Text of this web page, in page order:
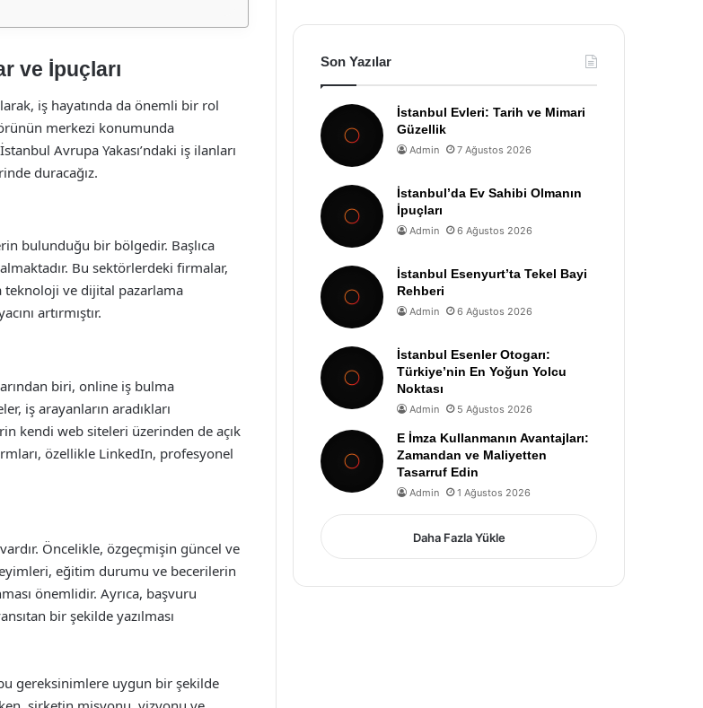
ve İpuçları
iş hayatında da önemli bir rol
merkezi konumunda
Avrupa Yakası’ndaki iş ilanları
duracağız.
bulunduğu bir bölgedir. Başlıca
Bu sektörlerdeki firmalar,
teknoloji ve dijital pazarlama
artırmıştır.
biri, online iş bulma
iş arayanların aradıkları
kendi web siteleri üzerinden de açık
özellikle LinkedIn, profesyonel
Öncelikle, özgeçmişin güncel ve
eğitim durumu ve becerilerin
önemlidir. Ayrıca, başvuru
bir şekilde yazılması
gereksinimlere uygun bir şekilde
Son Yazılar
İstanbul Evleri: Tarih ve Mimari
Güzellik
Admin 7 Ağustos 2026
İstanbul’da Ev Sahibi Olmanın
İpuçları
Admin 6 Ağustos 2026
İstanbul Esenyurt’ta Tekel Bayi
Rehberi
Admin 6 Ağustos 2026
İstanbul Esenler Otogarı:
Türkiye’nin En Yoğun Yolcu
Noktası
Admin 5 Ağustos 2026
E İmza Kullanmanın Avantajları:
Zamandan ve Maliyetten
Tasarruf Edin
Admin 1 Ağustos 2026
Daha Fazla Yükle